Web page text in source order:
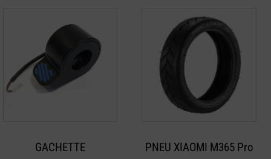
GACHETTE PNEU XIAOMI M365 Pro